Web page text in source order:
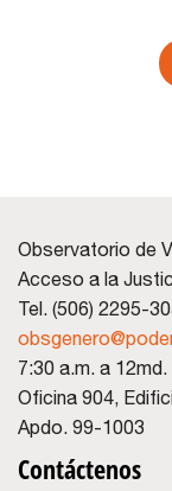
Observatorio de
Acceso a la
Tel. (506) 2295-
7:30 a.m. a
Oficina 904,
Apdo. 99-1003
Contáctenos